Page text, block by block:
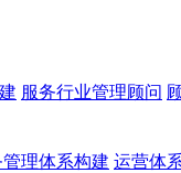
服务行业管理顾问
管理体系构建 运营体